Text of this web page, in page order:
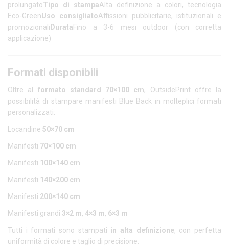
prolungatoTipo di stampaAlta definizione a colori, tecnologia
Eco-GreenUso consigliatoAffissioni pubblicitarie, istituzionali e
promozionali DurataFino a 3-6 mesi outdoor (con corretta
applicazione)
Formati disponibili
Oltre al formato standard 70×100 cm, OutsidePrint offre la
possibilità di stampare manifesti Blue Back in molteplici formati
personalizzati:
Locandine 50×70 cm
Manifesti 70×100 cm
Manifesti 100×140 cm
Manifesti 140×200 cm
Manifesti 200×140 cm
Manifesti grandi 3×2 m, 4×3 m, 6×3 m
Tutti i formati sono stampati in alta definizione, con perfetta
uniformità di colore e taglio di precisione.